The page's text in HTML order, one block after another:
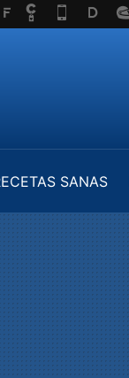
SANAS